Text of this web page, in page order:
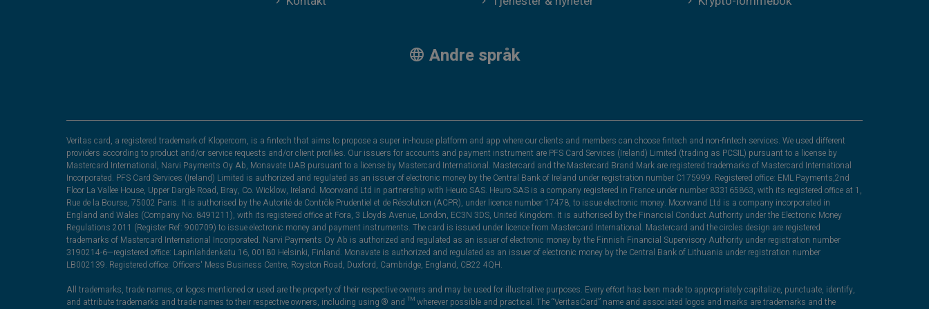
Andre språk
Veritas card, a registered trademark of Klopercom, is a fintech that aims to propose a super in-house platform and app where our clients and members can choose fintech and non-fintech services. We used different
providers according to product and/or service requests and/or client profiles. Our issuers for accounts and payment instrument are PFS Card Services (Ireland) Limited (trading as PCSIL) pursuant to a license by
Mastercard International, Narvi Payments Oy Ab, Monavate UAB pursuant to a license by Mastercard International. Mastercard and the Mastercard Brand Mark are registered trademarks of Mastercard International
Incorporated. PFS Card Services (Ireland) Limited is authorized and regulated as an issuer of electronic money by the Central Bank of Ireland under registration number C175999. Registered office: EML Payments,2nd
Floor La Vallee House, Upper Dargle Road, Bray, Co. Wicklow, Ireland. Moorwand Ltd in partnership with Heuro SAS. Heuro SAS is a company registered in France under number 833165863, with its registered office at 1,
Rue de la Bourse, 75002 Paris. It is authorised by the Autorité de Contrôle Prudentiel et de Résolution (ACPR), under licence number 17478, to issue electronic money. Moorwand Ltd is a company incorporated in
England and Wales (Company No. 8491211), with its registered office at Fora, 3 Lloyds Avenue, London, EC3N 3DS, United Kingdom. It is authorised by the Financial Conduct Authority under the Electronic Money
Regulations 2011 (Register Ref: 900709) to issue electronic money and payment instruments. The card is issued under licence from Mastercard International. Mastercard and the circles design are registered
trademarks of Mastercard International Incorporated. Narvi Payments Oy Ab is authorized and regulated as an issuer of electronic money by the Finnish Financial Supervisory Authority under registration number
3190214-6—registered office: Lapinlahdenkatu 16, 00180 Helsinki, Finland. Monavate is authorized and regulated as an issuer of electronic money by the Central Bank of Lithuania under registration number
LB002139. Registered office: Officers' Mess Business Centre, Royston Road, Duxford, Cambridge, England, CB22 4QH.
All trademarks, trade names, or logos mentioned or used are the property of their respective owners and may be used for illustrative purposes. Every effort has been made to appropriately capitalize, punctuate, identify,
and attribute trademarks and trade names to their respective owners, including using ® and ™ wherever possible and practical. The “VeritasCard” name and associated logos and marks are trademarks and the